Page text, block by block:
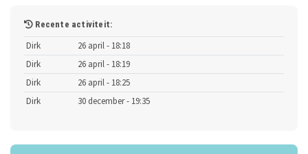
Recente activiteit:
Dirk
26 april - 18:18
Dirk
26 april - 18:19
Dirk
26 april - 18:25
Dirk
30 december - 19:35